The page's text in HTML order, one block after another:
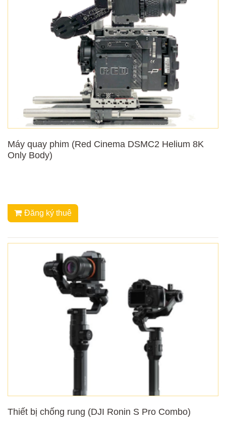
Máy quay phim (Red Cinema DSMC2 Helium 8K
Only Body)
Đăng ký thuê
Thiết bị chống rung (DJI Ronin S Pro Combo)